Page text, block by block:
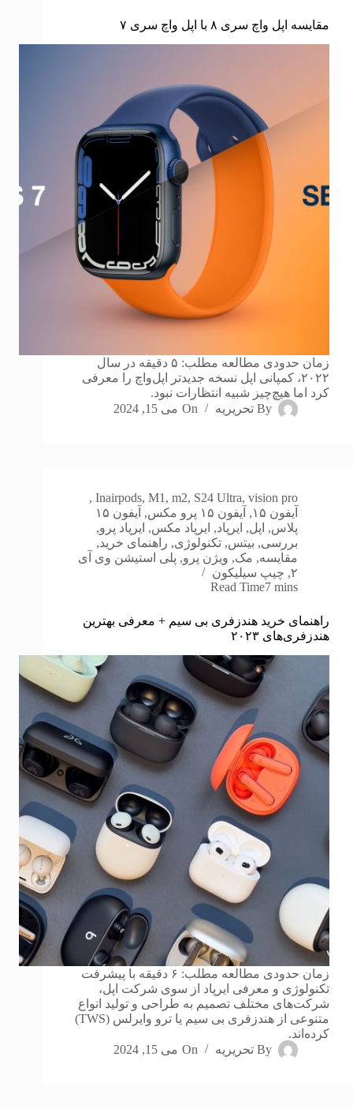
مقایسه اپل واچ سری ۸ با اپل واچ سری ۷
زمان حدودی مطالعه مطلب: ۵ دقیقه در سال
۲۰۲۲، کمپانی اپل نسخه جدیدتر اپل‌واچ را معرفی
کرد اما هیچ‌چیز شبیه انتظارات نبود.
By تحریریه On می 15, 2024
Inairpods, M1 , m2, S24 Ultra, vision pro
,
آیفون ۱۵
, آیفون ۱۵ پرو مکس ,
آیفون ۱۵
پلاس, اپل, ایرپاد, ایرپاد مکس, ایرپاد پرو,
بررسی, بیتس, تکنولوژی, راهنمای خرید,
مقایسه, مک, ویژن پرو, پلی استیشن وی آی
۲, چیپ سیلیکون
Read Time7 mins
راهنمای خرید هندزفری بی سیم + معرفی بهترین
هندزفری‌های ۲۰۲۳
زمان حدودی مطالعه مطلب: ۶ دقیقه با پیشرفت
تکنولوژی و معرفی ایرپاد از سوی شرکت اپل،
شرکت‌های مختلف تصمیم به طراحی و تولید انواع
متنوعی از هندزفری بی سیم یا ترو وایرلس (TWS)
کرده‌اند.
By تحریریه On می 15, 2024